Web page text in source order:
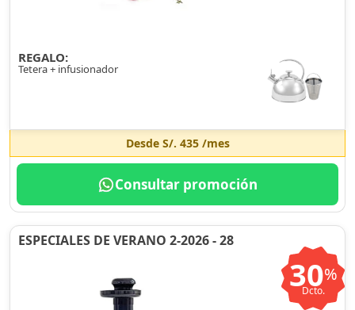
REGALO:
Tetera + infusionador
Desde S/. 435/mes
Consultar promoción
ESPECIALES DE VERANO 2-2026 - 28
30%
Dcto.